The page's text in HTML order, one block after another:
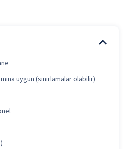
uygun (sınırlamalar olabilir)